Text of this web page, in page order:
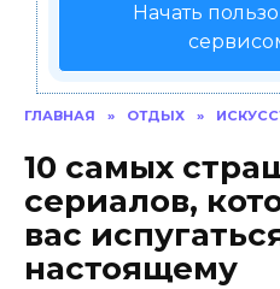
Начать
ГЛАВНАЯ » ОТДЫХ »
10 самых
сериалов,
вас
настоящему